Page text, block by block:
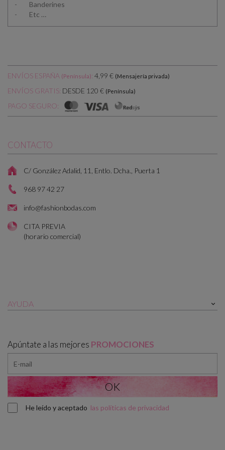
- Banderines
- Etc …
ENVÍOS ESPAÑA (Península): 4,99 € (Mensajería privada)
ENVÍOS GRATIS: DESDE 120 € (Península)
PAGO SEGURO:
CONTACTO
C/ González Adalid, 11, Entlo. Dcha., Puerta 1
968 97 42 27
info@fashionbodas.com
CITA PREVIA
(horario comercial)
AYUDA 
Apúntate a las mejores PROMOCIONES
He leído y aceptado las políticas de privacidad